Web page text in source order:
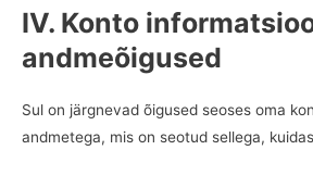
IV. Konto
andmeõigused
Sul on järgnevad õigused seoses oma
andmetega, mis on seotud sellega,